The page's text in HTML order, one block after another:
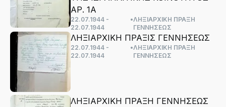
ΑΡ. 1Α
22.07.1944 -
22.07.1944
•ΛΗΞΙΑΡΧΙΚΗ ΠΡΑΞΗ
ΓΕΝΝΗΣΕΩΣ
ΛΗΞΙΑΡΧΙΚΗ ΠΡΑΞΙΣ ΓΕΝΝΗΣΕΩΣ
22.07.1944 -
22.07.1944
•ΛΗΞΙΑΡΧΙΚΗ ΠΡΑΞΗ
ΓΕΝΝΗΣΕΩΣ
ΛΗΞΙΑΡΧΙΚΗ ΠΡΑΞΗ ΓΕΝΝΗΣΕΩΣ